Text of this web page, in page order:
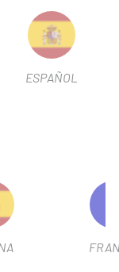
ESPAÑOL